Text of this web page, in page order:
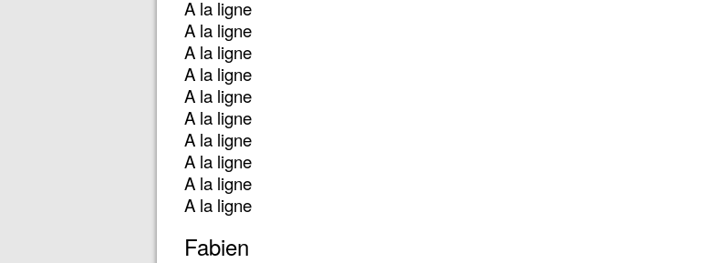
A la ligne
A la ligne
A la ligne
A la ligne
A la ligne
A la ligne
A la ligne
A la ligne
A la ligne
A la ligne
Fabien